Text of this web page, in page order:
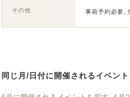
その他 事前予約必要,
同じ月/日付に開催されるイベン